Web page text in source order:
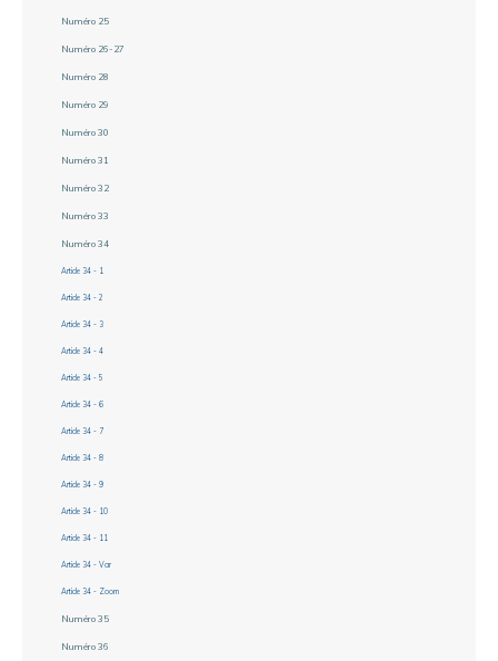
Numéro 25
Numéro 26-27
Numéro 28
Numéro 29
Numéro 30
Numéro 31
Numéro 32
Numéro 33
Numéro 34
Article 34 - 1
Article 34 - 2
Article 34 - 3
Article 34 - 4
Article 34 - 5
Article 34 - 6
Article 34 - 7
Article 34 - 8
Article 34 - 9
Article 34 - 10
Article 34 - 11
Article 34 - Var
Article 34 - Zoom
Numéro 35
Numéro 36